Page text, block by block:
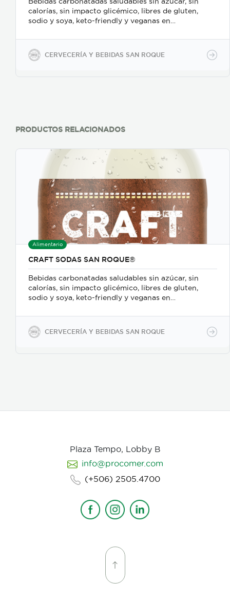
calorías, sin impacto glicémico, libres de gluten,
sodio y soya, keto-friendly y veganas en
en PET.
CERVECERÍA Y BEBIDAS SAN ROQUE
PRODUCTOS RELACIONADOS
Alimentario
CRAFT SODAS SAN ROQUE®
Bebidas carbonatadas saludables sin azúcar, sin
calorías, sin impacto glicémico, libres de gluten,
sodio y soya, keto-friendly y veganas en
en PET.
CERVECERÍA Y BEBIDAS SAN ROQUE
Plaza Tempo, Lobby B
info@procomer.com
(+506) 2505.4700